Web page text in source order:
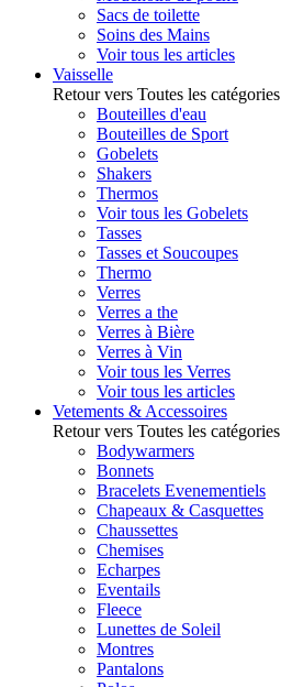
Sacs de toilette
Soins des Mains
Voir tous les articles
Vaisselle
Retour vers Toutes les catégories
Bouteilles d'eau
Bouteilles de Sport
Gobelets
Shakers
Thermos
Voir tous les Gobelets
Tasses
Tasses et Soucoupes
Thermo
Verres
Verres a the
Verres à Bière
Verres à Vin
Voir tous les Verres
Voir tous les articles
Vetements & Accessoires
Retour vers Toutes les catégories
Bodywarmers
Bonnets
Bracelets Evenementiels
Chapeaux & Casquettes
Chaussettes
Chemises
Echarpes
Eventails
Fleece
Lunettes de Soleil
Montres
Pantalons